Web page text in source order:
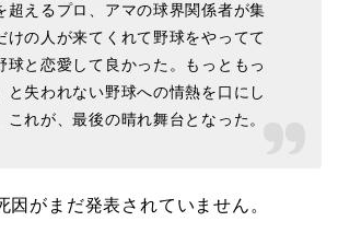
超えるプロ、アマの球界関係者が集
けの人が来てくれて野球をやってて
球と恋愛して良かった。もっともっ
と失われない野球への情熱を口にし
これが、最後の晴れ舞台となった。
因がまだ発表されていません。